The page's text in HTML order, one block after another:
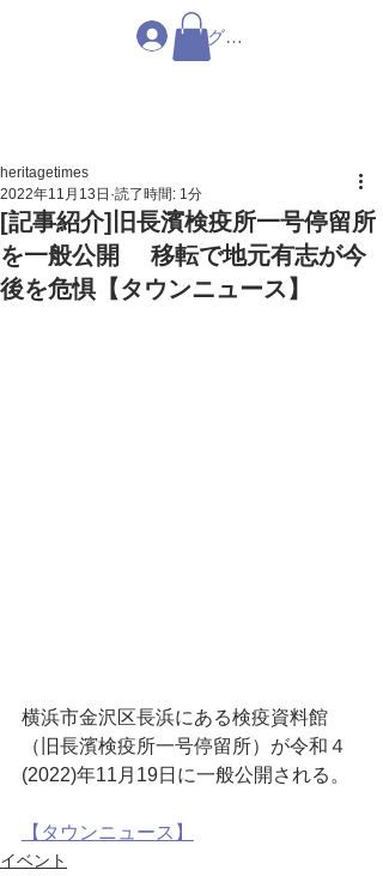
ログイン
[記事紹介]旧長濱検疫所一号停留所
を一般公開 移転で地元有志が今
後を危惧【タウンニュース】
heritagetimes
2022年11月13日 読了時間: 1分
横浜市金沢区長浜にある検疫資料館
（旧長濱検疫所一号停留所）が令和４
(2022)年11月19日に一般公開される。
【タウンニュース】
イベント